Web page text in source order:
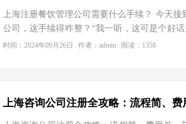
上海注册餐饮管理公司需要什么手续？ 今天
公司，这手续得咋整？”我一听，这可是个好
家餐饮管理公司，还有那些你不知道的节税
料准备齐全后，交给工商局审核，没问题的
时间：2024年09月26日 作者：admin 阅读：1358